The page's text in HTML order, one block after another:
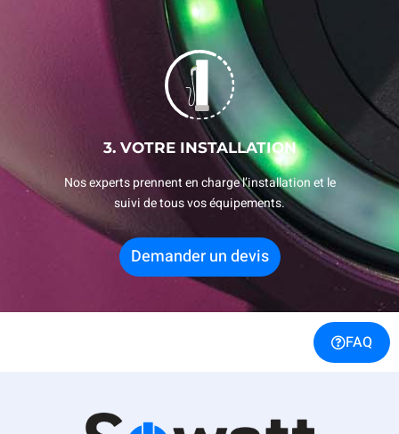
3. VOTRE INSTALLATION
Nos experts prennent en charge l’installation et le
suivi de tous vos équipements.
Demander un devis
FAQ